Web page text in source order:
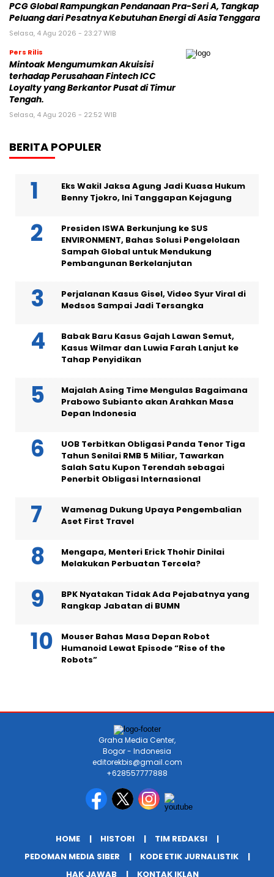
PCG Global Rampungkan Pendanaan Pra-Seri A, Tangkap
Peluang dari Pesatnya Kebutuhan Energi di Asia Tenggara
Selasa, 4 Agu 2026 - 23:27 WIB
Pers Rilis
Mintoak Mengumumkan Akuisisi
terhadap Perusahaan Fintech ICC
Loyalty yang Berkantor Pusat di Timur
Tengah.
Selasa, 4 Agu 2026 - 22:52 WIB
BERITA POPULER
Eks Wakil Jaksa Agung Jadi Kuasa Hukum
Benny Tjokro, Ini Tanggapan Kejagung
Presiden ISWA Berkunjung ke SUS
ENVIRONMENT, Bahas Solusi Pengelolaan
Sampah Global untuk Mendukung
Pembangunan Berkelanjutan
Perjalanan Kasus Gisel, Video Syur Viral di
Medsos Sampai Jadi Tersangka
Babak Baru Kasus Gajah Lawan Semut,
Kasus Wilmar dan Luwia Farah Lanjut ke
Tahap Penyidikan
Majalah Asing Time Mengulas Bagaimana
Prabowo Subianto akan Arahkan Masa
Depan Indonesia
UOB Terbitkan Obligasi Panda Tenor Tiga
Tahun Senilai RMB 5 Miliar, Tawarkan
Salah Satu Kupon Terendah sebagai
Penerbit Obligasi Internasional
Wamenag Dukung Upaya Pengembalian
Aset First Travel
Mengapa, Menteri Erick Thohir Dinilai
Melakukan Perbuatan Tercela?
BPK Nyatakan Tidak Ada Pejabatnya yang
Rangkap Jabatan di BUMN
Mouser Bahas Masa Depan Robot
Humanoid Lewat Episode “Rise of the
Robots”
Graha Media Center,
Bogor - Indonesia
editorekbis@gmail.com
+628557777888
HOME HISTORI
TIM REDAKSI
PEDOMAN MEDIA SIBER
KODE ETIK JURNALISTIK
HAK JAWAB
KONTAK IKLAN